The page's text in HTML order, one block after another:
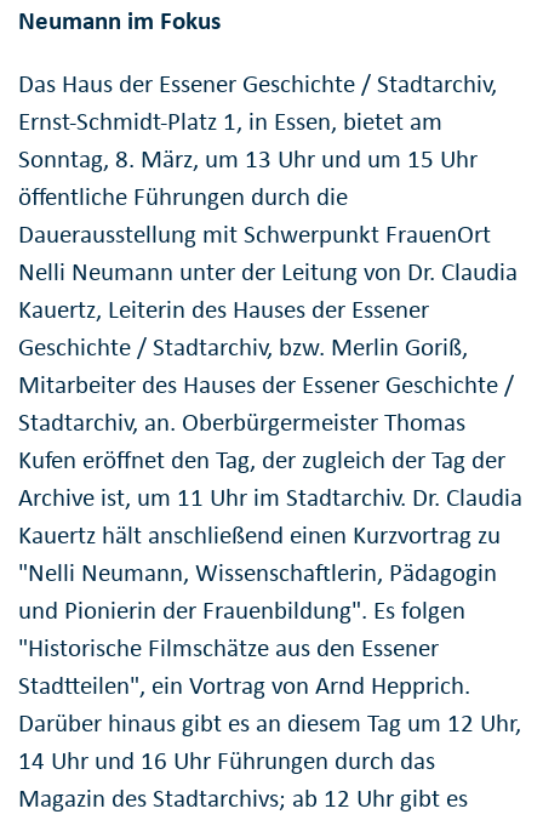
Neumann im Fokus
Das Haus der Essener Geschichte / Stadtarchiv,
Ernst-Schmidt-Platz 1, in Essen, bietet am
Sonntag, 8. März, um 13 Uhr und um 15 Uhr
öffentliche Führungen durch die
Dauerausstellung mit Schwerpunkt FrauenOrt
Nelli Neumann unter der Leitung von Dr. Claudia
Kauertz, Leiterin des Hauses der Essener
Geschichte / Stadtarchiv, bzw. Merlin Goriß,
Mitarbeiter des Hauses der Essener Geschichte /
Stadtarchiv, an. Oberbürgermeister Thomas
Kufen eröffnet den Tag, der zugleich der Tag der
Archive ist, um 11 Uhr im Stadtarchiv. Dr. Claudia
Kauertz hält anschließend einen Kurzvortrag zu
"Nelli Neumann, Wissenschaftlerin, Pädagogin
und Pionierin der Frauenbildung". Es folgen
"Historische Filmschätze aus den Essener
Stadtteilen", ein Vortrag von Arnd Hepprich.
Darüber hinaus gibt es an diesem Tag um 12 Uhr,
14 Uhr und 16 Uhr Führungen durch das
Magazin des Stadtarchivs; ab 12 Uhr gibt es